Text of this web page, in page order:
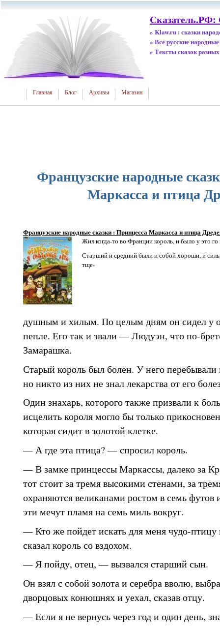
Сказатель.РФ:
» Klaw.ru : сказки
» Все русские народные
» Тексты сказок
Главная Блог Архивы Магазин
Французские народные
Маркасса и птица
Французские народные сказки : Принцесса Маркасса и птица
Жил когда-то во Франции король, и было у это го
Старший и средний были и собой хороши, и
тще-
душным и хилым. По целым дням он сидел у
пепле. Его так и звали — Людуэн, что по-
Замарашка.
Старый король был болен. У него перебывали
но никто из них не знал лекарства от его
Один знахарь, которого также призвали к
исцелить короля могло бы только
которая сидит в золотой клетке.
— А где эта птица? — спросил король.
— В замке принцессы Маркассы, далеко за
тот стоит за тремя высокими стенами, за
охраняются великанами ростом в семь
эти мечут пламя на семь миль вокруг.
— Кто же пойдет искать для меня чудо-
сказал король со вздохом.
— Я пойду, отец, — вызвался старший сын.
Он взял с собой золота и серебра вволю,
дворцовых конюшнях и уехал, сказав отцу.
— Если я не вернусь через год и один день,